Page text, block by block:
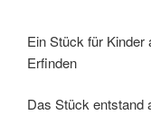
Ein Stück für Kinder
Erfinden
Das Stück entstand